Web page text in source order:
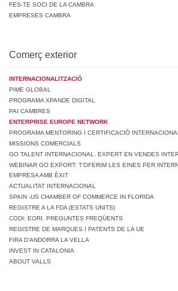
FES-TE SOCI DE LA CAMBRA
EMPRESES CAMBRA
Comerç exterior
INTERNACIONALITZACIÓ
PIME GLOBAL
PROGRAMA XPANDE DIGITAL
PAI CAMBRES
ENTERPRISE EUROPE NETWORK
PROGRAMA MENTORING I CERTIFICACIÓ INTERNACIONAL
MISSIONS COMERCIALS
GO TALENT INTERNACIONAL. EXPERT EN VENDES
WEBINAR GO EXPORT: T’OFERIM LES EINES PER
EMPRESA AMB ÈXIT
ACTUALITAT INTERNACIONAL
SPAIN -US CHAMBER OF COMMERCE IN FLORIDA
REGISTRE A LA FDA (ESTATS UNITS)
CODI: EORI. PREGUNTES FREQÜENTS
REGISTRE DE MARQUES I PATENTS DE LA UE
FIRA D’ANDORRA LA VELLA
INVEST IN CATALONIA
ABOUT VALLS